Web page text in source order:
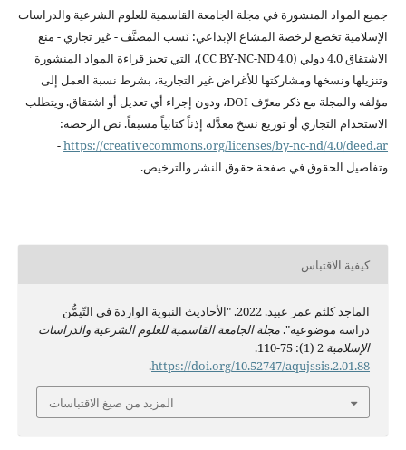
جميع المواد المنشورة في مجلة الجامعة القاسمية للعلوم الشرعية والدراسات
الإسلامية تخضع لرخصة المشاع الإبداعي: نَسب المصنَّف - غير تجاري - منع
الاشتقاق 4.0 دولي
(CC BY-NC-ND 4.0)، التي تجيز قراءة المواد المنشورة
وتنزيلها ونسخها ومشاركتها للأغراض غير التجارية، بشرط نسبة العمل إلى
مؤلفه والمجلة مع ذكر معرّف DOI، ودون إجراء أي تعديل أو اشتقاق. ويتطلب
الاستخدام التجاري أو توزيع نسخ معدَّلة إذناً كتابياً مسبقاً. نص الرخصة:
https://creativecommons.org/licenses/by-nc-nd/4.0/deed.ar
-
وتفاصيل الحقوق في صفحة حقوق النشر والترخيص.
كيفية الاقتباس
الماجد كلثم عمر عبيد. 2022. "الأحاديث النبوية الواردة في التّيمُّن
دراسة موضوعية". مجلة الجامعة القاسمية للعلوم الشرعية والدراسات
الإسلامية
https://doi.org/10.52747/aqujssis.2.01.88
.
المزيد من صيغ الاقتباسات